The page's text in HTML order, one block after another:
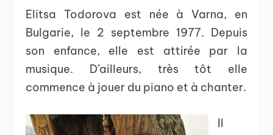
Elitsa Todorova est née à Varna, en
Bulgarie, le 2 septembre 1977. Depuis
son enfance, elle est attirée par la
musique. D’ailleurs, très tôt elle
commence à jouer du piano et à chanter.
Il